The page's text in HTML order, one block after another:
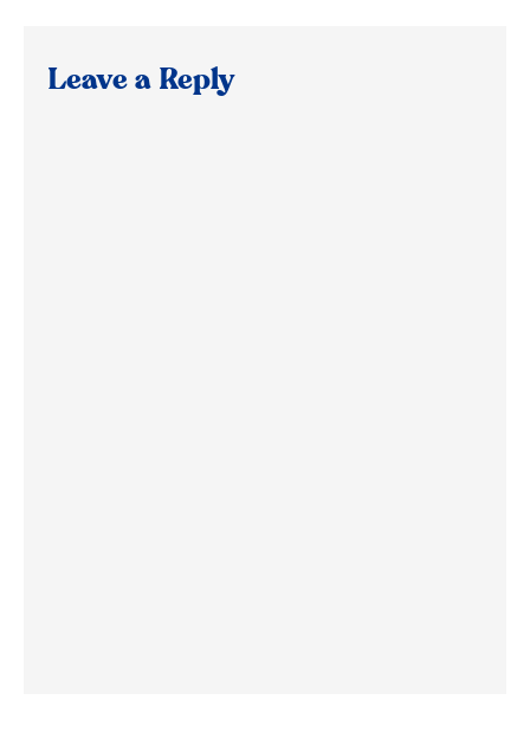
Leave a Reply